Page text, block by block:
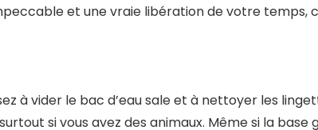
et une vraie libération de votre temps,
à vider le bac d’eau sale et à nettoyer les
si vous avez des animaux. Même si la base